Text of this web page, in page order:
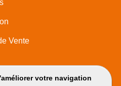
votre navigation
Vente